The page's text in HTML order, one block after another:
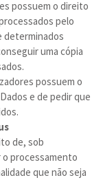
possuem o direito
pelo
determinados
uma cópia
possuem o
e de pedir que
de, sob
processamento
que não seja